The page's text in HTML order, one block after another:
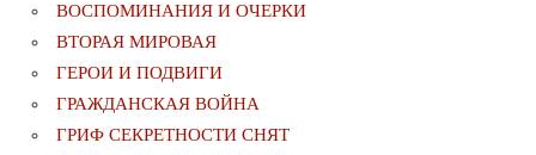
ВОСПОМИНАНИЯ И ОЧЕРКИ
ВТОРАЯ МИРОВАЯ
ГЕРОИ И ПОДВИГИ
ГРАЖДАНСКАЯ ВОЙНА
ГРИФ СЕКРЕТНОСТИ СНЯТ